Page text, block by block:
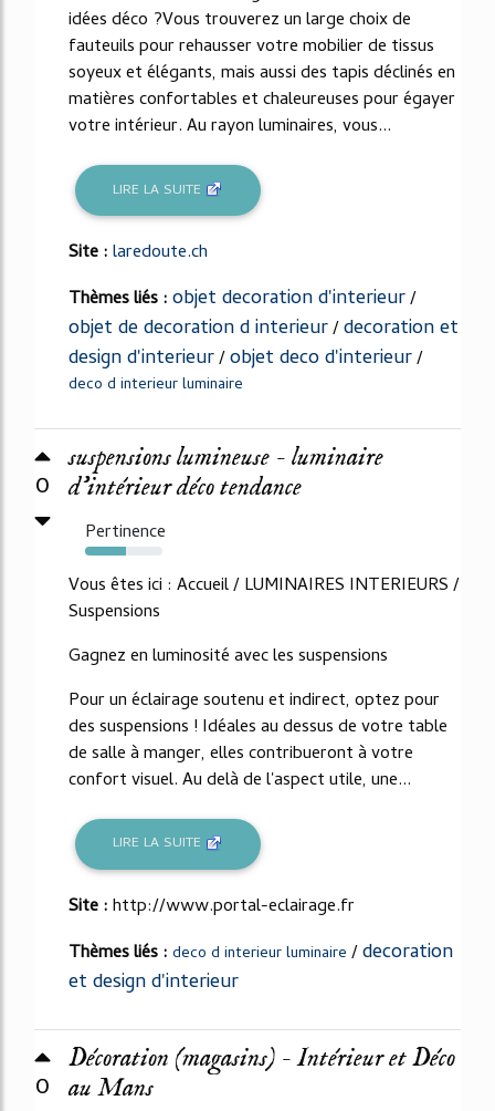
idées déco ?Vous trouverez un large choix de
fauteuils pour rehausser votre mobilier de tissus
soyeux et élégants, mais aussi des tapis déclinés en
matières confortables et chaleureuses pour égayer
votre intérieur. Au rayon luminaires, vous...
LIRE LA SUITE
Site :laredoute.ch
Thèmes liés :objet decoration d'interieur/
objet de decoration d interieur/decoration et
design d'interieur/objet deco d'interieur/
deco d interieur luminaire
0
suspensions lumineuse - luminaire
d'intérieur déco tendance
Pertinence
53%
Vous êtes ici : Accueil / LUMINAIRES INTERIEURS /
Suspensions
Gagnez en luminosité avec les suspensions
Pour un éclairage soutenu et indirect, optez pour
des suspensions ! Idéales au dessus de votre table
de salle à manger, elles contribueront à votre
confort visuel. Au delà de l'aspect utile, une...
LIRE LA SUITE
Site :http://www.portal-eclairage.fr
Thèmes liés : deco d interieur luminaire /decoration
et design d'interieur
0
Décoration (magasins) - Intérieur et Déco
au Mans